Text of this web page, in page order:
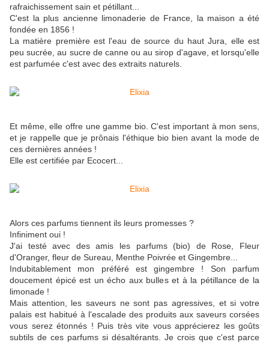
rafraichissement sain et pétillant...
C'est la plus ancienne limonaderie de France, la maison a été
fondée en 1856 !
La matière première est l'eau de source du haut Jura, elle est
peu sucrée, au sucre de canne ou au sirop d'agave, et lorsqu'elle
est parfumée c'est avec des extraits naturels.
Et même, elle offre une gamme bio. C'est important à mon sens,
et je rappelle que je prônais l'éthique bio bien avant la mode de
ces dernières années !
Elle est certifiée par Ecocert...
Alors ces parfums tiennent ils leurs promesses ?
Infiniment oui !
J'ai testé avec des amis les parfums (bio) de Rose, Fleur
d'Oranger, fleur de Sureau, Menthe Poivrée et Gingembre...
Indubitablement mon préféré est gingembre ! Son parfum
doucement épicé est un écho aux bulles et à la pétillance de la
limonade !
Mais attention, les saveurs ne sont pas agressives, et si votre
palais est habitué à l'escalade des produits aux saveurs corsées
vous serez étonnés ! Puis très vite vous apprécierez les goûts
subtils de ces parfums si désaltérants. Je crois que c'est parce